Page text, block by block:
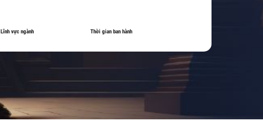
Lĩnh vực ngành Thời gian ban hành